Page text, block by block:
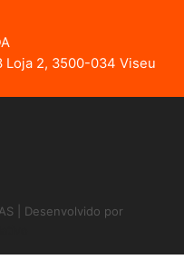
Loja 2, 3500-034 Viseu
| Desenvolvido por